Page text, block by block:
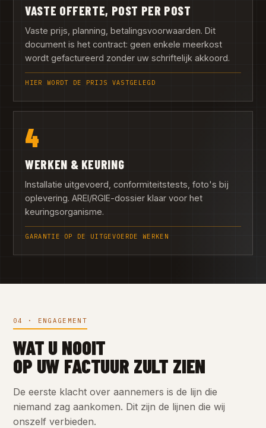
VASTE OFFERTE, POST PER POST
Vaste prijs, planning, betalingsvoorwaarden. Dit
document is het contract: geen enkele meerkost
wordt gefactureerd zonder uw schriftelijk akkoord.
HIER WORDT DE PRIJS VASTGELEGD
4
WERKEN & KEURING
Installatie uitgevoerd, conformiteitstests, foto's bij
oplevering. AREI/RGIE-dossier klaar voor het
keuringsorganisme.
GARANTIE OP DE UITGEVOERDE WERKEN
04 · ENGAGEMENT
WAT U NOOIT
OP UW FACTUUR ZULT ZIEN
De eerste klacht over aannemers is de lijn die
niemand zag aankomen. Dit zijn de lijnen die wij
onszelf verbieden.